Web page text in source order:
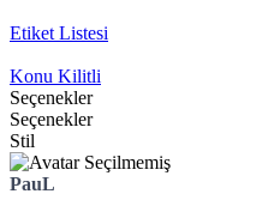
Etiket Listesi
Konu Kilitli
Seçenekler
Seçenekler
Stil
PauL